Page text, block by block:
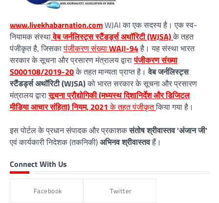
www.livekhabarnation.comWJAI का एक सदस्य है। एक स्व-
नियामक संस्थावेब जर्नलिस्ट्स स्टैंडर्ड्स अथॉरिटी (WJSA)के तहत
पंजीकृत है, जिसकापंजीकरण संख्याWAJI-94है। यह संस्था भारत
सरकार के सूचना और प्रसारण मंत्रालय द्वारापंजीकरण संख्या
S000108/2019-20के तहत मान्यता प्राप्त है।वेब जर्नलिस्ट्स
स्टैंडर्ड्स अथॉरिटी (WJSA)को भारत सरकार के सूचना और प्रसारण
मंत्रालय द्वारासूचना प्रौद्योगिकी (मध्यस्थ दिशानिर्देश और डिजिटल
मीडिया आचार संहिता) नियम, 2021 के तहत पंजीकृतकिया गया है।
इस पोर्टल के प्रधान संपादक और प्रकाशकसंतोष श्रीवास्तव 'अंजान जी'
एवं कार्यकारी निदेशक (तकनिकी)अभिनव श्रीवास्तवहैं।
Connect With Us
Facebook Twitter